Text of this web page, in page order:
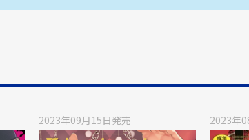
2023年09月15日発売 2023年